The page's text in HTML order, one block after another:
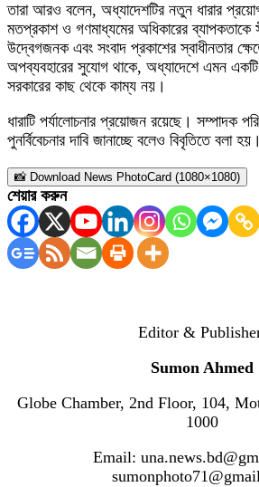
তারা আরও বলেন, অধ্যাদেশটির নতুন ধারার
মতপ্রকাশ ও গণমাধ্যমের অধিকারের ব্যাপকতাকে
উদ্বেগজনক এবং সংবাদ প্রকাশের স্বাধীনতার
অপব্যবহারের সুযোগ থাকে, অধ্যাদেশে এমন
সরকারের কাছ থেকে কাম্য নয়।
ধারাটি পর্যালোচনার প্রয়োজন রয়েছে। সম্পাদক
পুনর্বিবেচনার দাবি জানাচ্ছে বলেও বিবৃতিতে বলা হয়।
📸 Download News PhotoCard (1080×1080)
শেয়ার করুন
Editor &
Sumon Ahmed
Globe Chamber, 2nd Floor, 104,
1000
Email: